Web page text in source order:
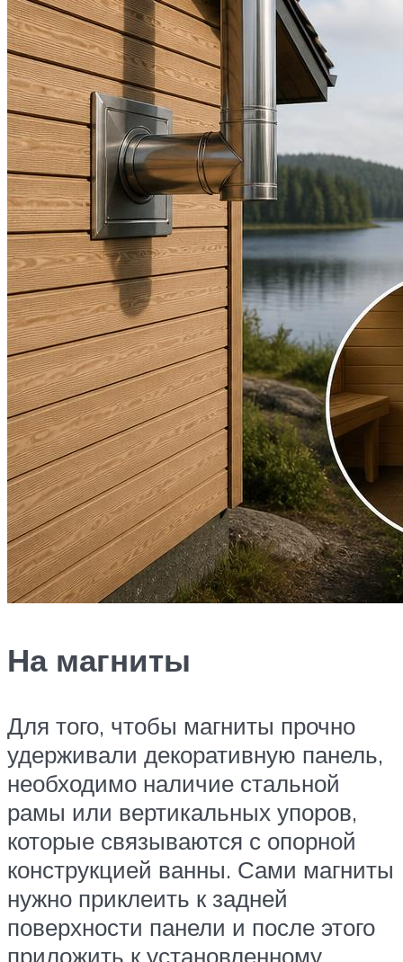
На магниты
Для того, чтобы магниты прочно
удерживали декоративную панель,
необходимо наличие стальной
рамы или вертикальных упоров,
которые связываются с опорной
конструкцией ванны. Сами магниты
нужно приклеить к задней
поверхности панели и после этого
приложить к установленному